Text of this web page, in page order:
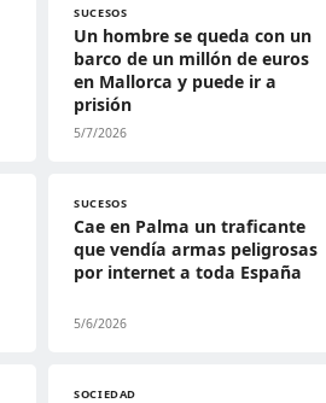
SUCESOS
Un hombre se queda con un
barco de un millón de euros
en Mallorca y puede ir a
prisión
5/7/2026
SUCESOS
Cae en Palma un traficante
que vendía armas peligrosas
por internet a toda España
5/6/2026
SOCIEDAD